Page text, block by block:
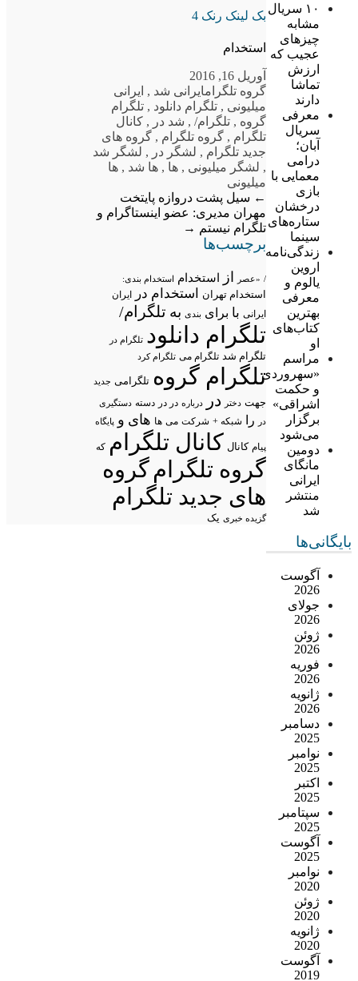
۱۰ سریال
مشابه
چیزهای
عجیب که
ارزش
تماشا
دارند
معرفی
سریال
آبان؛
درامی
معمایی با
بازی
درخشان
ستاره‌های
سینما
زندگی‌نامه
اروین
یالوم و
معرفی
بهترین
کتاب‌های
او
مراسم
«سهروردی
و حکمت
اشراقی»
برگزار
می‌شود
دومین
مانگای
ایرانی
منتشر
شد
بایگانی‌ها
آگوست
2026
جولای
2026
ژوئن
2026
فوریه
2026
ژانویه
2026
دسامبر
2025
نوامبر
2025
اکتبر
2025
سپتامبر
2025
آگوست
2025
نوامبر
2020
ژوئن
2020
ژانویه
2020
آگوست
2019
بک لینک رنک 4
استخدام
آوریل 16, 2016
گروه تلگرامایرانی شد , ایرانی
میلیونی , تلگرام دانلود , تلگرام
گروه , تلگرام/, شد در , کانال
تلگرام , گروه تلگرام , گروه های
جدید تلگرام , لشگر در , لشگر شد
, لشگر میلیونی , ها , ها شد , ها
میلیونی
← سیل پشت دروازه پایتخت
مهران مدیری: عضو اینستاگرام و
تلگرام نیستم →
برچسب‌ها
/ «عصر از استخدام استخدام بندی:
استخدام تهران استخدام در ایران
ایرانی با برای بندی به تلگرام/
تلگرام دانلود تلگرام در
تلگرام شد تلگرام می تلگرام کرد
تلگرام گروه تلگرامی جدید
جهت دختر در درباره در در دسته دستگیری
در
را شبکه + شرکت می ها های و پایگاه
پیام کانال کانال تلگرام که
گروه تلگرامگروه
های جدید تلگرام
گزیده خبری یک